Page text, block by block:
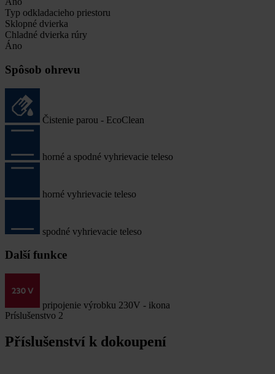
Typ odkladacieho priestoru
Sklopné dvierka
Chladné dvierka rúry
Áno
Spôsob ohrevu
Čistenie parou - EcoClean
horné a spodné vyhrievacie teleso
horné vyhrievacie teleso
spodné vyhrievacie teleso
Další funkce
pripojenie výrobku 230V - ikona
Príslušenstvo 2
Příslušenství k dokoupení